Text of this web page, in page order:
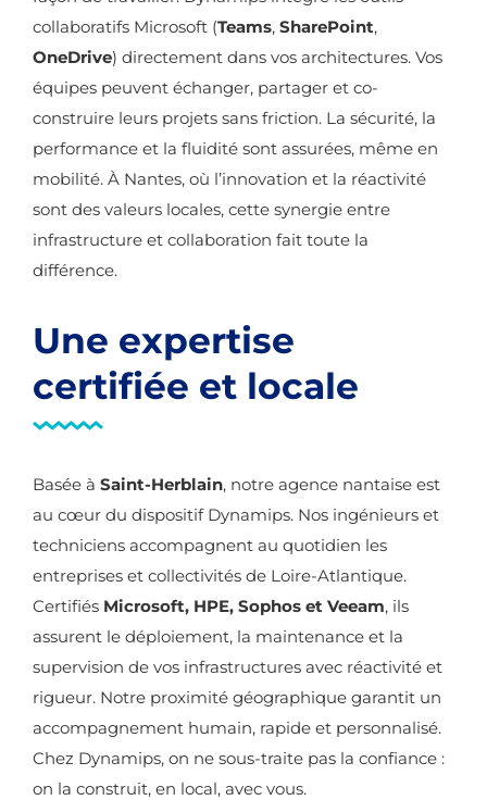
collaboratifs Microsoft (Teams, SharePoint,
OneDrive) directement dans vos architectures. Vos
équipes peuvent échanger, partager et co-
construire leurs projets sans friction. La sécurité, la
performance et la fluidité sont assurées, même en
mobilité. À Nantes, où l’innovation et la réactivité
sont des valeurs locales, cette synergie entre
infrastructure et collaboration fait toute la
différence.
Une expertise
certifiée et locale
Basée à Saint-Herblain, notre agence nantaise est
au cœur du dispositif Dynamips. Nos ingénieurs et
techniciens accompagnent au quotidien les
entreprises et collectivités de Loire-Atlantique.
Certifiés Microsoft, HPE, Sophos et Veeam, ils
assurent le déploiement, la maintenance et la
supervision de vos infrastructures avec réactivité et
rigueur. Notre proximité géographique garantit un
accompagnement humain, rapide et personnalisé.
Chez Dynamips, on ne sous-traite pas la confiance :
on la construit, en local, avec vous.